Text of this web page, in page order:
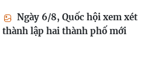
Ngày 6/8, Quốc hội xem xét
thành lập hai thành phố mới